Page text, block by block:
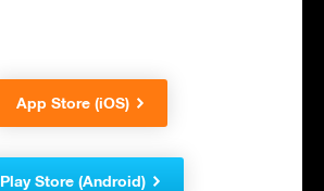
App Store (iOS)
Play Store (Android)